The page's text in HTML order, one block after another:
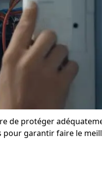
de protéger
pour garantir faire le